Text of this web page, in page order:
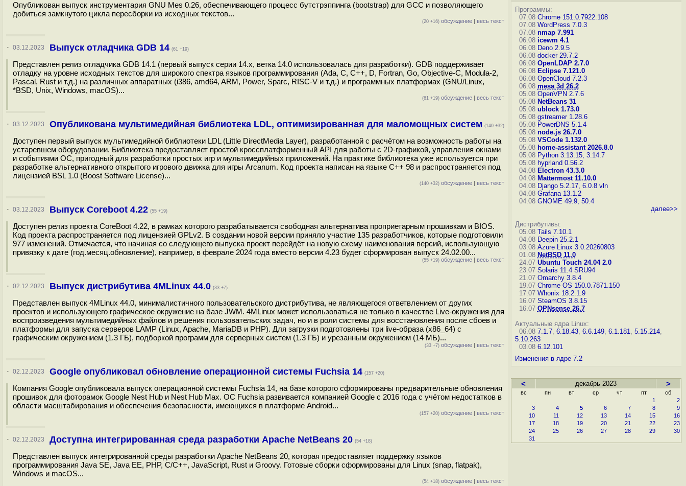
Опубликован выпуск инструментария GNU Mes 0.26, обеспечивающего процесс бутстрэппинга (bootstrap) для GCC и позволяющего
добиться замкнутого цикла пересборки из исходных текстов...
(20 +16) обсуждение | весь текст
· 03.12.2023 Выпуск отладчика GDB 14 (61 +19)
Представлен релиз отладчика GDB 14.1 (первый выпуск серии 14.x, ветка 14.0 использовалась для разработки). GDB поддерживает
отладку на уровне исходных текстов для широкого спектра языков программирования (Ada, C, C++, D, Fortran, Go, Objective-C, Modula-2,
Pascal, Rust и т.д.) на различных аппаратных (i386, amd64, ARM, Power, Sparc, RISC-V и т.д.) и программных платформах (GNU/Linux,
*BSD, Unix, Windows, macOS)...
(61 +19) обсуждение | весь текст
· 03.12.2023 Опубликована мультимедийная библиотека LDL, оптимизированная для маломощных систем (140 +32)
Доступен первый выпуск мультимедийной библиотеки LDL (Little DirectMedia Layer), разработанной с расчётом на возможность работы на
устаревшем оборудовании. Библиотека предоставляет простой кроссплатформенный API для работы с 2D-графикой, управления окнами
и событиями ОС, пригодный для разработки простых игр и мультимедийных приложений. На практике библиотека уже используется при
разработке альтернативного открытого игрового движка для игры Arcanum. Код проекта написан на языке С++ 98 и распространяется под
лицензией BSL 1.0 (Boost Software License)...
(140 +32) обсуждение | весь текст
· 03.12.2023 Выпуск Coreboot 4.22 (55 +19)
Доступен релиз проекта CoreBoot 4.22, в рамках которого разрабатывается свободная альтернатива проприетарным прошивкам и BIOS.
Код проекта распространяется под лицензией GPLv2. В создании новой версии приняло участие 135 разработчиков, которые подготовили
977 изменений. Отмечается, что начиная со следующего выпуска проект перейдёт на новую схему наименования версий, использующую
привязку к дате (год.месяц.обновление), например, в феврале 2024 года вместо версии 4.23 будет сформирован выпуск 24.02.00...
(55 +19) обсуждение | весь текст
· 02.12.2023 Выпуск дистрибутива 4MLinux 44.0 (33 +7)
Представлен выпуск 4MLinux 44.0, минималистичного пользовательского дистрибутива, не являющегося ответвлением от других
проектов и использующего графическое окружение на базе JWM. 4MLinux может использоваться не только в качестве Live-окружения для
воспроизведения мультимедийных файлов и решения пользовательских задач, но и в роли системы для восстановления после сбоев и
платформы для запуска серверов LAMP (Linux, Apache, MariaDB и PHP). Для загрузки подготовлены три live-образа (x86_64) с
графическим окружением (1.3 ГБ), подборкой программ для серверных систем (1.3 ГБ) и урезанным окружением (14 МБ)...
(33 +7) обсуждение | весь текст
· 02.12.2023 Google опубликовал обновление операционной системы Fuchsia 14 (157 +20)
Компания Google опубликовала выпуск операционной системы Fuchsia 14, на базе которого сформированы предварительные обновления
прошивок для фоторамок Google Nest Hub и Nest Hub Max. ОС Fuchsia развивается компанией Google c 2016 года с учётом недостатков в
области масштабирования и обеспечения безопасности, имеющихся в платформе Android...
(157 +20) обсуждение | весь текст
· 02.12.2023 Доступна интегрированная среда разработки Apache NetBeans 20 (54 +18)
Представлен выпуск интегрированной среды разработки Apache NetBeans 20, которая предоставляет поддержку языков
программирования Java SE, Java EE, PHP, C/C++, JavaScript, Rust и Groovy. Готовые сборки сформированы для Linux (snap, flatpak),
Windows и macOS...
(54 +18) обсуждение | весь текст
Программы:
07.08 Chrome 151.0.7922.108
07.08 WordPress 7.0.3
07.08 nmap 7.991
06.08 icewm 4.1
06.08 Deno 2.9.5
06.08 docker 29.7.2
06.08 OpenLDAP 2.7.0
06.08 Eclipse 7.121.0
06.08 OpenCloud 7.2.3
06.08 mesa 3d 26.2
05.08 OpenVPN 2.7.6
05.08 NetBeans 31
05.08 ublock 1.73.0
05.08 gstreamer 1.28.6
05.08 PowerDNS 5.1.4
05.08 node.js 26.7.0
05.08 VSCode 1.132.0
05.08 home-assistant 2026.8.0
05.08 Python 3.13.15, 3.14.7
05.08 hyprland 0.56.2
04.08 Electron 43.3.0
04.08 Mattermost 11.10.0
04.08 Django 5.2.17, 6.0.8 vln
04.08 Grafana 13.1.2
04.08 GNOME 49.9, 50.4
далее>>
Дистрибутивы:
05.08 Tails 7.10.1
04.08 Deepin 25.2.1
03.08 Azure Linux 3.0.20260803
01.08 NetBSD 11.0
24.07 Ubuntu Touch 24.04 2.0
23.07 Solaris 11.4 SRU94
21.07 Omarchy 3.8.4
19.07 Chrome OS 150.0.7871.150
17.07 Whonix 18.2.1.9
16.07 SteamOS 3.8.15
16.07 OPNsense 26.7
Актуальные ядра Linux:
06.08 7.1.7, 6.18.43, 6.6.149, 6.1.181, 5.15.214,
5.10.263
03.08 6.12.101
Изменения в ядре 7.2
< декабрь 2023 >
вс пн вт ср чт пт
сб
1
2
3
4 5 6 7 8
9
10
11 12 13 14 15
16
17
18 19 20 21 22
23
24
25 26 27 28 29
30
31